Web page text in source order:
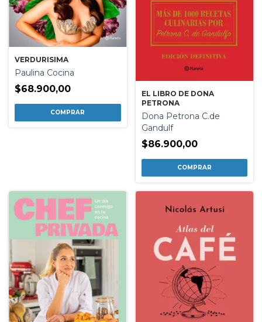
VERDURISIMA
Paulina Cocina
$68.900,00
EL LIBRO DE DONA
PETRONA
Dona Petrona C.de
Gandulf
$86.900,00